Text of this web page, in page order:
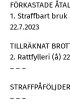
FÖRKASTADE ÅTAL
1. Straffbart
22.7.2023
TILLRÄKNAT
2. Rattfylleri (å)
– – –
STRAFFPÅFÖLJDER
– – –